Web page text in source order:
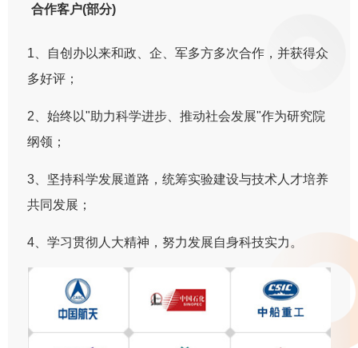
合作客户(部分)
1、自创办以来和政、企、军多方多次合作，并获得众
多好评；
2、始终以"助力科学进步、推动社会发展"作为研究院
纲领；
3、坚持科学发展道路，统筹实验建设与技术人才培养
共同发展；
4、学习贯彻人大精神，努力发展自身科技实力。